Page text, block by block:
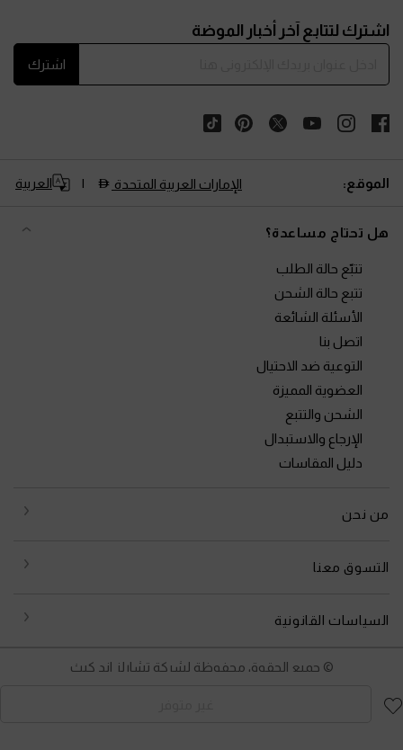
اشترك لتتابع آخر أخبار الموضة
اشترك
الموقع: الإمارات العربية المتحدة العربية
هل تحتاج مساعدة؟
تتبّع حالة الطلب
تتبع حالة الشحن
الأسئلة الشائعة
اتصل بنا
التوعية ضد الاحتيال
العضوية المميزة
الشحن والتتبع
الإرجاع والاستبدال
دليل المقاسات
من نحن
التسوق معنا
السياسات القانونية
© جميع الحقوق محفوظة لشركة تشارلز اند كيث